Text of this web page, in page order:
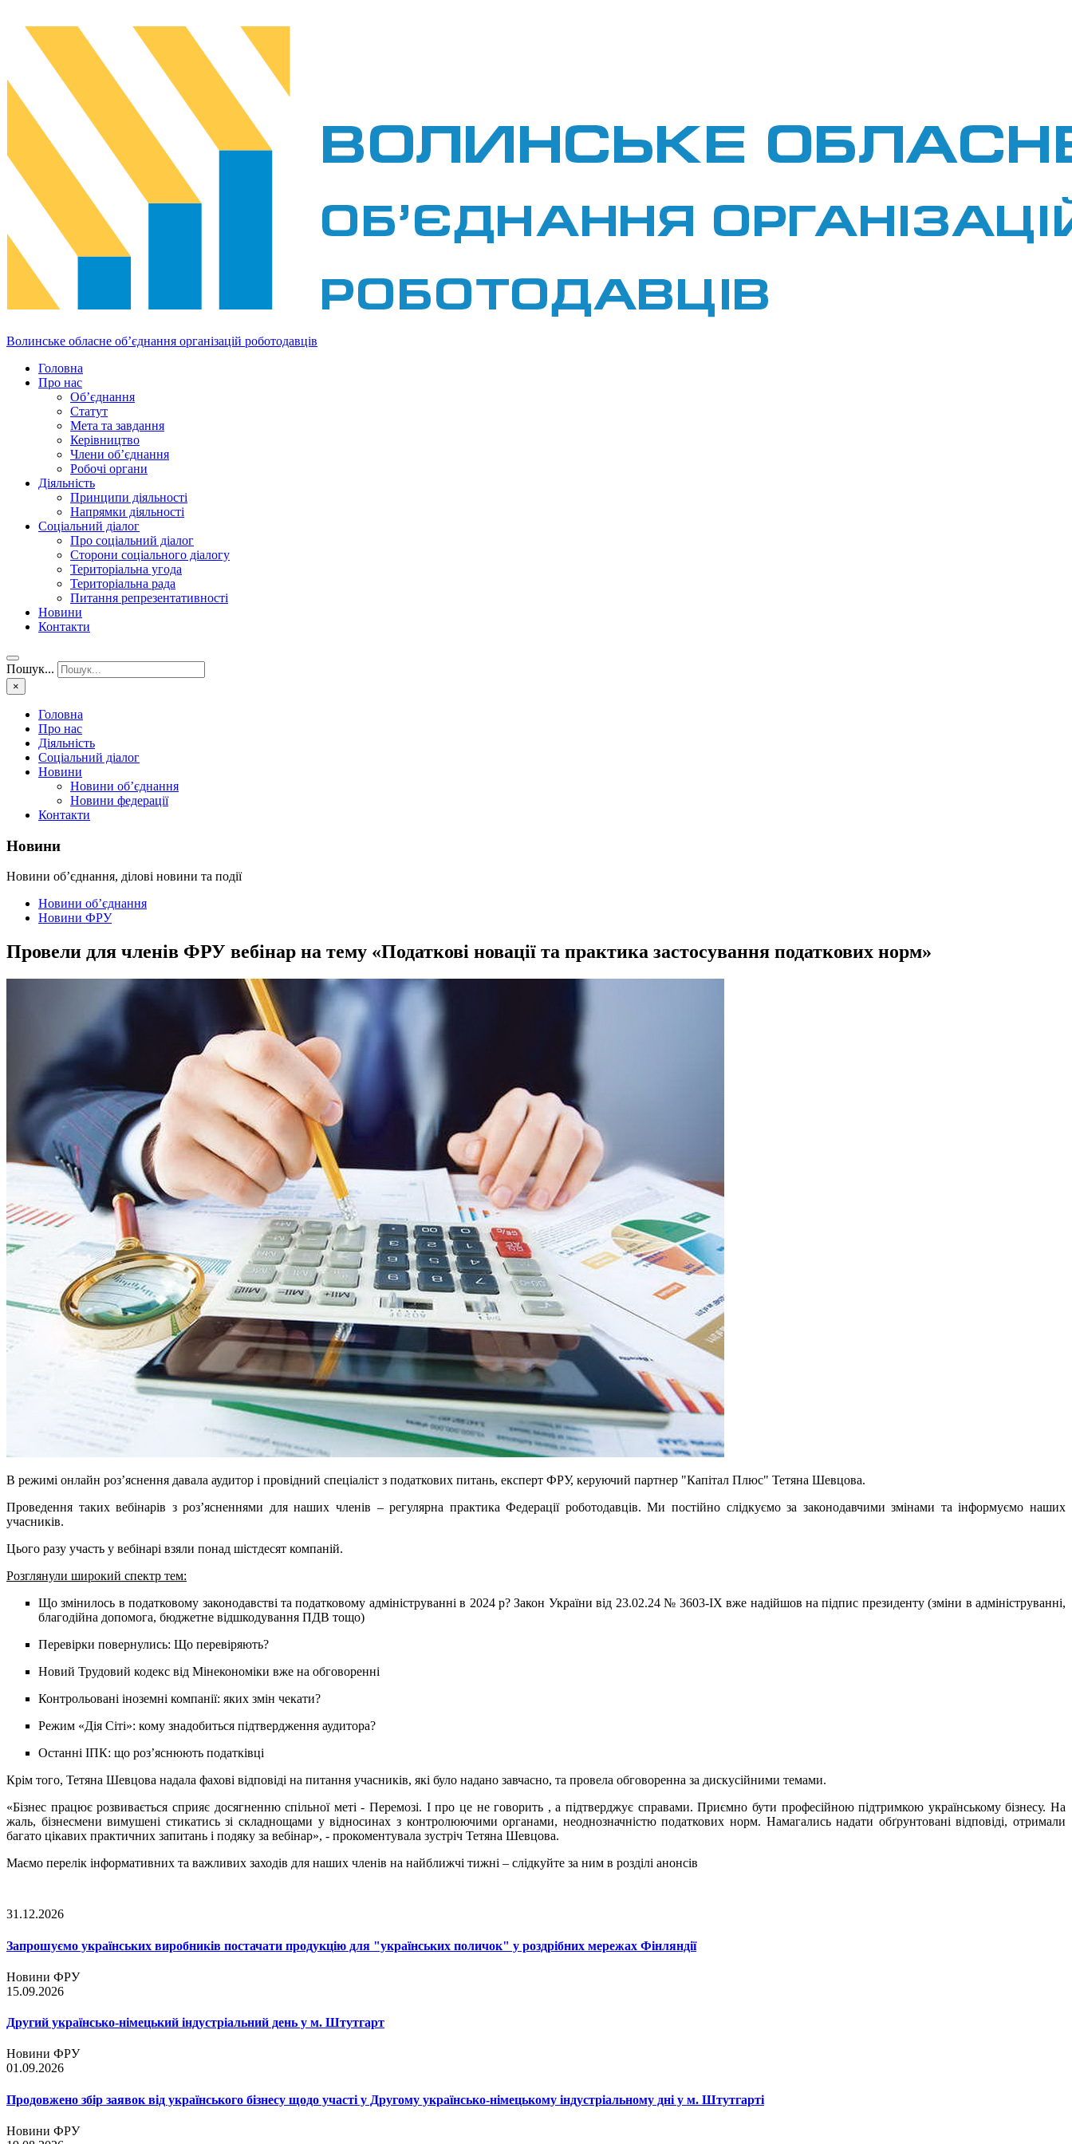
Волинське обласне об’єднання організацій роботодавців
Головна
Про нас
Об’єднання
Статут
Мета та завдання
Керівництво
Члени об’єднання
Робочі органи
Діяльність
Принципи діяльності
Напрямки діяльності
Соціальний діалог
Про соціальний діалог
Сторони соціального діалогу
Територіальна угода
Територіальна рада
Питання репрезентативності
Новини
Контакти
Пошук...
×
Головна
Про нас
Діяльність
Соціальний діалог
Новини
Новини об’єднання
Новини федерації
Контакти
Новини
Новини об’єднання, ділові новини та події
Новини об’єднання
Новини ФРУ
Провели для членів ФРУ вебінар на тему «Податкові новації та практика застосування податкових норм»
В режимі онлайн роз’яснення давала аудитор і провідний спеціаліст з податкових питань, експерт ФРУ, керуючий партнер "Капітал Плюс" Тетяна Шевцова.
Проведення таких вебінарів з роз’ясненнями для наших членів – регулярна практика Федерації роботодавців. Ми постійно слідкуємо за законодавчими змінами та інформуємо наших
учасників.
Цього разу участь у вебінарі взяли понад шістдесят компаній.
Розглянули широкий спектр тем:
Що змінилось в податковому законодавстві та податковому адмініструванні в 2024 р? Закон України від 23.02.24 № 3603-IX вже надійшов на підпис президенту (зміни в адмініструванні,
благодійна допомога, бюджетне відшкодування ПДВ тощо)
Перевірки повернулись: Що перевіряють?
Новий Трудовий кодекс від Мінекономіки вже на обговоренні
Контрольовані іноземні компанії: яких змін чекати?
Режим «Дія Сіті»: кому знадобиться підтвердження аудитора?
Останні ІПК: що роз’яснюють податківці
Крім того, Тетяна Шевцова надала фахові відповіді на питання учасників, які було надано завчасно, та провела обговоренна за дискусійними темами.
«Бізнес працює розвивається сприяє досягненню спільної меті - Перемозі. І про це не говорить , а підтверджує справами. Приємно бути професійною підтримкою українському бізнесу. На
жаль, бізнесмени вимушені стикатись зі складнощами у відносинах з контролюючими органами, неоднозначністю податкових норм. Намагались надати обґрунтовані відповіді, отримали
багато цікавих практичних запитань і подяку за вебінар», - прокоментувала зустріч Тетяна Шевцова.
Маємо перелік інформативних та важливих заходів для наших членів на найближчі тижні – слідкуйте за ним в розділі анонсів
31.12.2026
Запрошуємо українських виробників постачати продукцію для "українських поличок" у роздрібних мережах Фінляндії
Новини ФРУ
15.09.2026
Другий українсько-німецький індустріальний день у м. Штутгарт
Новини ФРУ
01.09.2026
Продовжено збір заявок від українського бізнесу щодо участі у Другому українсько-німецькому індустріальному дні у м. Штутгарті
Новини ФРУ